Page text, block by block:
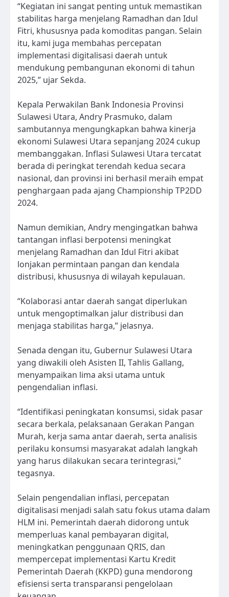
“Kegiatan ini sangat penting untuk memastikan
stabilitas harga menjelang Ramadhan dan Idul
Fitri, khususnya pada komoditas pangan. Selain
itu, kami juga membahas percepatan
implementasi digitalisasi daerah untuk
mendukung pembangunan ekonomi di tahun
2025,” ujar Sekda.
Kepala Perwakilan Bank Indonesia Provinsi
Sulawesi Utara, Andry Prasmuko, dalam
sambutannya mengungkapkan bahwa kinerja
ekonomi Sulawesi Utara sepanjang 2024 cukup
membanggakan. Inflasi Sulawesi Utara tercatat
berada di peringkat terendah kedua secara
nasional, dan provinsi ini berhasil meraih empat
penghargaan pada ajang Championship TP2DD
2024.
Namun demikian, Andry mengingatkan bahwa
tantangan inflasi berpotensi meningkat
menjelang Ramadhan dan Idul Fitri akibat
lonjakan permintaan pangan dan kendala
distribusi, khususnya di wilayah kepulauan.
“Kolaborasi antar daerah sangat diperlukan
untuk mengoptimalkan jalur distribusi dan
menjaga stabilitas harga,” jelasnya.
Senada dengan itu, Gubernur Sulawesi Utara
yang diwakili oleh Asisten II, Tahlis Gallang,
menyampaikan lima aksi utama untuk
pengendalian inflasi.
“Identifikasi peningkatan konsumsi, sidak pasar
secara berkala, pelaksanaan Gerakan Pangan
Murah, kerja sama antar daerah, serta analisis
perilaku konsumsi masyarakat adalah langkah
yang harus dilakukan secara terintegrasi,”
tegasnya.
Selain pengendalian inflasi, percepatan
digitalisasi menjadi salah satu fokus utama dalam
HLM ini. Pemerintah daerah didorong untuk
memperluas kanal pembayaran digital,
meningkatkan penggunaan QRIS, dan
mempercepat implementasi Kartu Kredit
Pemerintah Daerah (KKPD) guna mendorong
efisiensi serta transparansi pengelolaan